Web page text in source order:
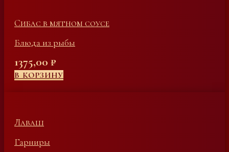
Сибас в мятном соусе
Блюда из рыбы
1375,00 ₽
В КОРЗИНУ
Лаваш
Гарниры